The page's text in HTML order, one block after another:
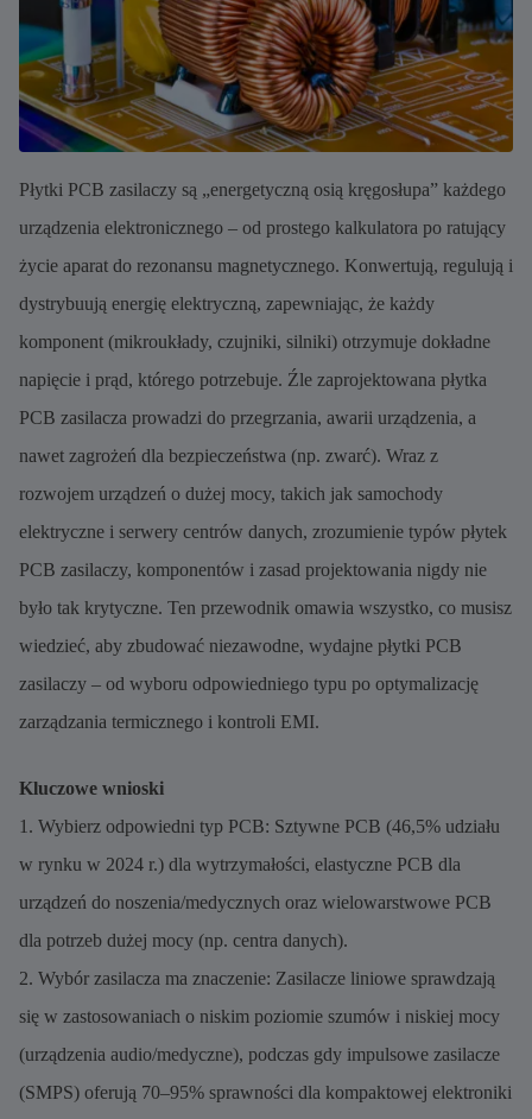
Płytki PCB zasilaczy są „energetyczną osią kręgosłupa” każdego
urządzenia elektronicznego – od prostego kalkulatora po ratujący
życie aparat do rezonansu magnetycznego. Konwertują, regulują i
dystrybuują energię elektryczną, zapewniając, że każdy
komponent (mikroukłady, czujniki, silniki) otrzymuje dokładne
napięcie i prąd, którego potrzebuje. Źle zaprojektowana płytka
PCB zasilacza prowadzi do przegrzania, awarii urządzenia, a
nawet zagrożeń dla bezpieczeństwa (np. zwarć). Wraz z
rozwojem urządzeń o dużej mocy, takich jak samochody
elektryczne i serwery centrów danych, zrozumienie typów płytek
PCB zasilaczy, komponentów i zasad projektowania nigdy nie
było tak krytyczne. Ten przewodnik omawia wszystko, co musisz
wiedzieć, aby zbudować niezawodne, wydajne płytki PCB
zasilaczy – od wyboru odpowiedniego typu po optymalizację
zarządzania termicznego i kontroli EMI.
Kluczowe wnioski
1. Wybierz odpowiedni typ PCB: Sztywne PCB (46,5% udziału
w rynku w 2024 r.) dla wytrzymałości, elastyczne PCB dla
urządzeń do noszenia/medycznych oraz wielowarstwowe PCB
dla potrzeb dużej mocy (np. centra danych).
2. Wybór zasilacza ma znaczenie: Zasilacze liniowe sprawdzają
się w zastosowaniach o niskim poziomie szumów i niskiej mocy
(urządzenia audio/medyczne), podczas gdy impulsowe zasilacze
(SMPS) oferują 70–95% sprawności dla kompaktowej elektroniki